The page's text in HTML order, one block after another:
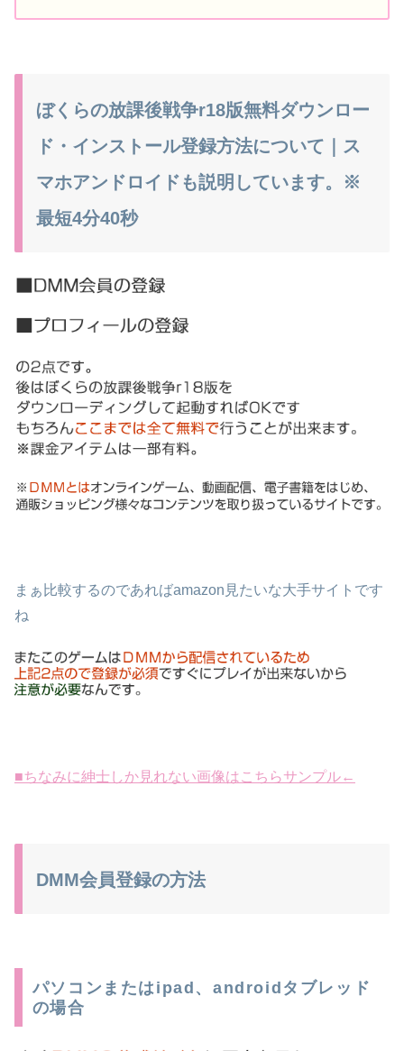
ぼくらの放課後戦争r18版無料ダウンロー
ド・インストール登録方法について｜ス
マホアンドロイドも説明しています。※
最短4分40秒
まぁ比較するのであればamazon見たいな大手サイト です
ね
■ちなみに紳士しか見れない画像はこちらサンプル←
DMM会員登録の方法
パソコンまたはipad、androidタブレッド
の場合